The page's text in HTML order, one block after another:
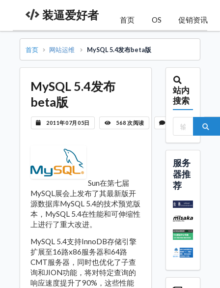
装逼爱好者 首页 OS 促销资讯
首页 网站运维 MySQL 5.4发布beta版
MySQL 5.4发布
beta版
2011年07月05日 568 次阅读 暂无评论
Sun在第七届
MySQL展会上发布了其最新版开
源数据库MySQL 5.4的技术预览版
本，MySQL 5.4在性能和可伸缩性
上进行了重大改进。
MySQL 5.4支持InnoDB存储引擎
扩展至16路x86服务器和64路
CMT服务器，同时也优化了子查
询和JION功能，将对特定查询的
响应速度提升了90%，这些性能
站内
搜索
服务
器推
荐